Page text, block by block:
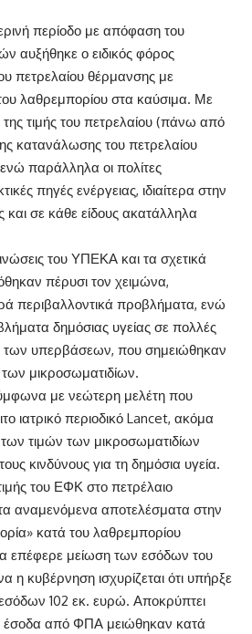
περίοδο με απόφαση του
αυξήθηκε ο ειδικός φόρος
πετρελαίου θέρμανσης με
λαθρεμπορίου στα καύσιμα. Με
τιμής του πετρελαίου (πάνω από
κατανάλωσης του πετρελαίου
παράλληλα οι πολίτες
πηγές ενέργειας, ιδιαίτερα στην
σε κάθε είδους ακατάλληλα
του ΥΠΕΚΑ και τα σχετικά
πέρυσι τον χειμώνα,
περιβαλλοντικά προβλήματα, ενώ
δημόσιας υγείας σε πολλές
των υπερβάσεων, που σημειώθηκαν
των μικροσωματιδίων.
με νεώτερη μελέτη που
ιατρικό περιοδικό Lancet, ακόμα
τιμών των μικροσωματιδίων
κινδύνους για τη δημόσια υγεία.
του ΕΦΚ στο πετρέλαιο
αναμενόμενα αποτελέσματα στην
κατά του λαθρεμπορίου
επέφερε μείωση των εσόδων του
η κυβέρνηση ισχυρίζεται ότι υπήρξε
102 εκ. ευρώ. Αποκρύπτει
έσοδα από ΦΠΑ μειώθηκαν κατά